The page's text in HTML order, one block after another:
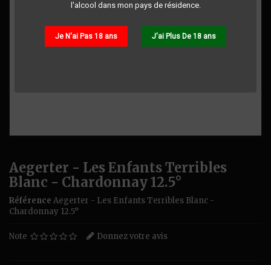
l'alcool dans mon pays de résidence.
Je N'ai Pas 18 ans J'ai Plus De 18 ans
Aegerter - Les Enfants Terribles
Blanc - Chardonnay 12.5°
Référence Aegerter - Les Enfants Terribles Blanc -
Chardonnay 12.5°
Note Donnez votre avis